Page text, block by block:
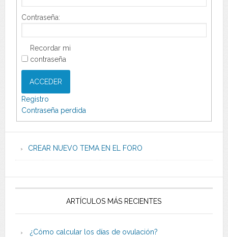
Contraseña:
Recordar mi
contraseña
ACCEDER
Registro
Contraseña perdida
CREAR NUEVO TEMA EN EL FORO
ARTÍCULOS MÁS RECIENTES
¿Cómo calcular los días de ovulación?